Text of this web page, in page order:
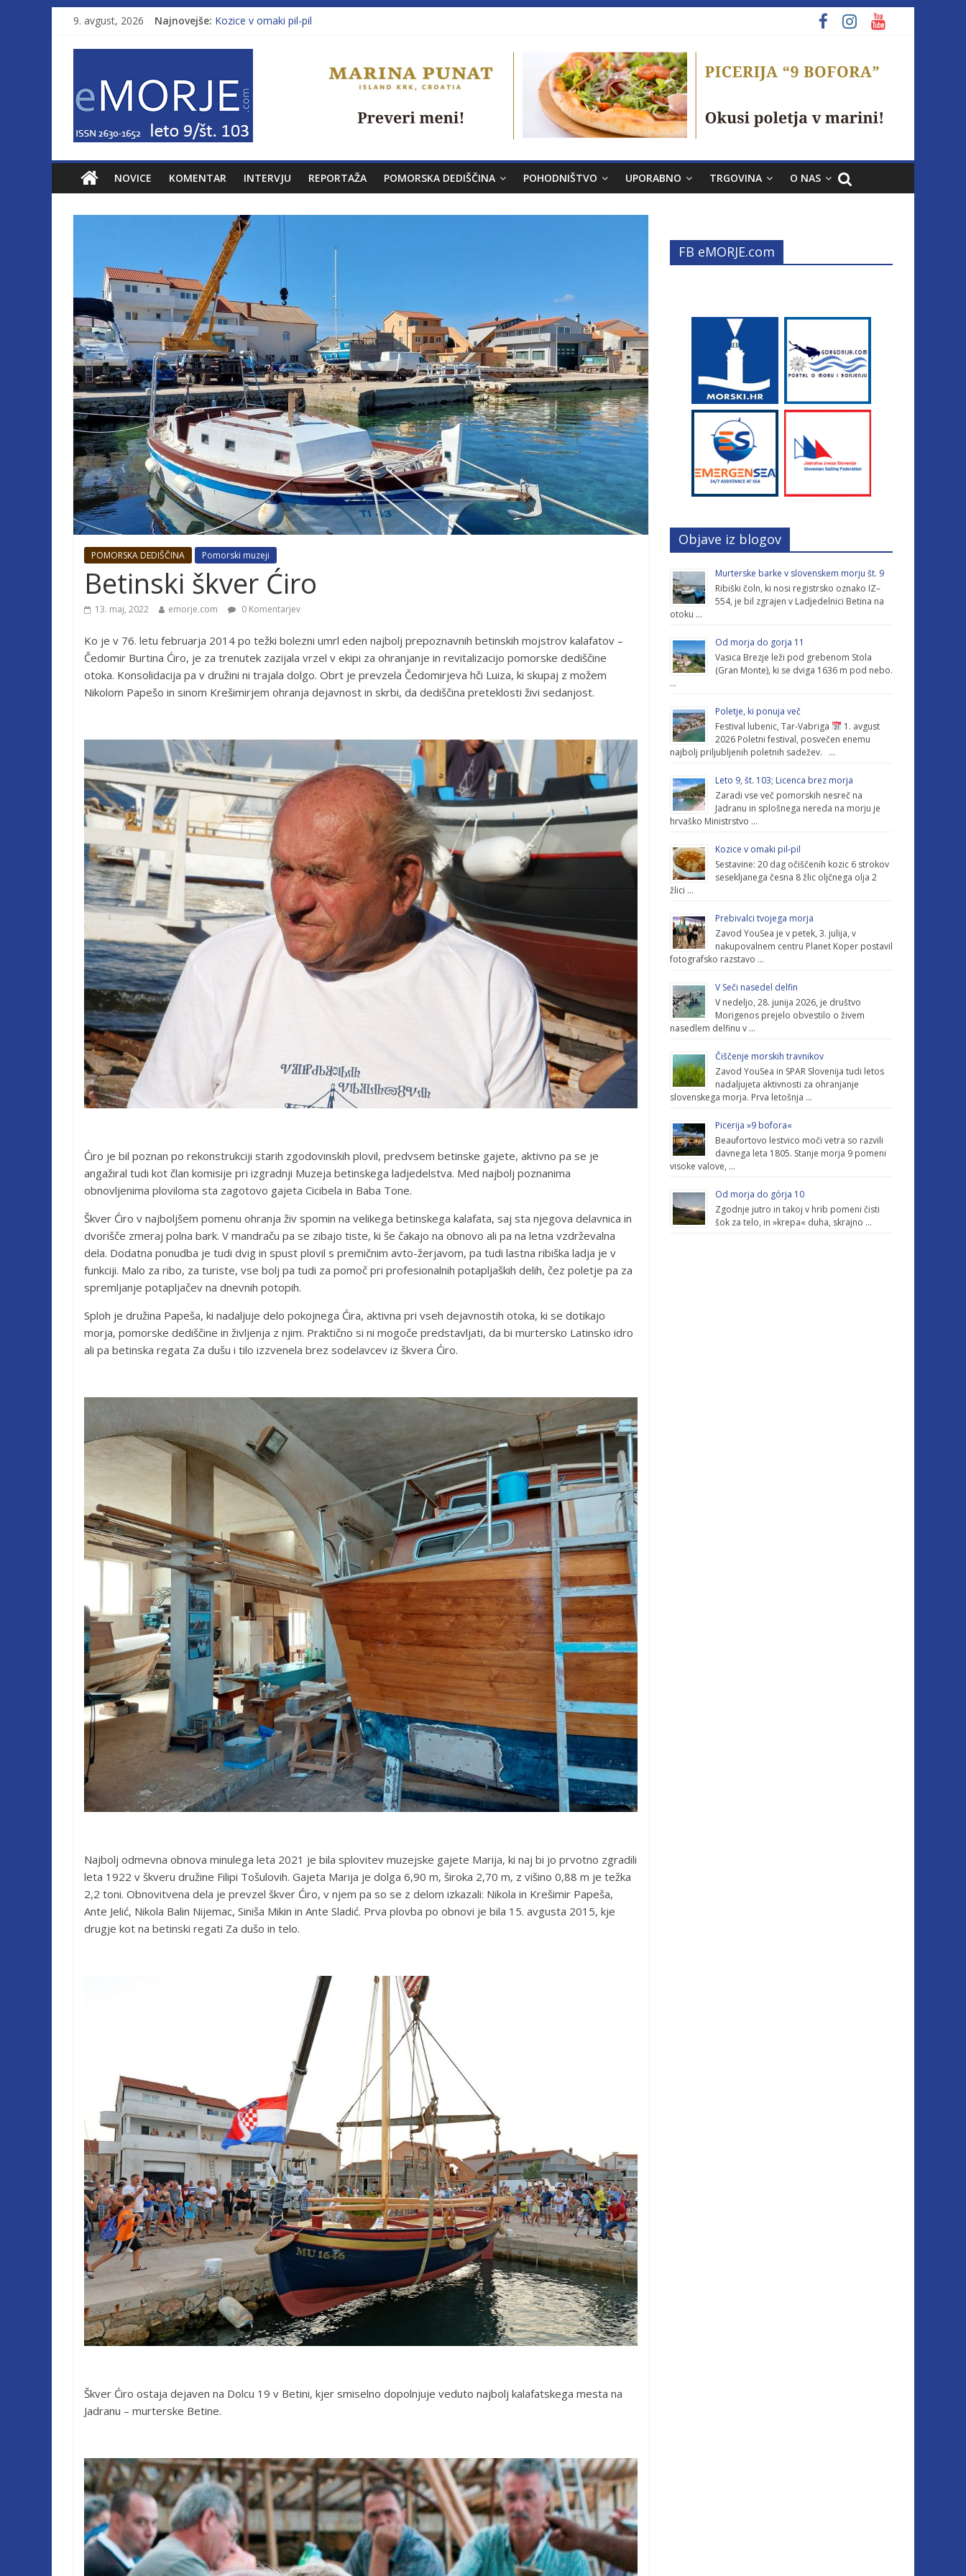
9. avgust, 2026 Najnovejše: Kozice v omaki pil-pil
Od morja do gorja 11
Murterske barke v slovenskem morju št. 9
Poletje, ki ponuja več
NOVICE KOMENTAR INTERVJU REPORTAŽA POMORSKA DEDIŠČINA POHODNIŠTVO UPORABNO TRGOVINA O NAS
POMORSKA DEDIŠČINA Pomorski muzeji
Betinski škver Ćiro
13. maj, 2022 emorje.com 0 Komentarjev
Ko je v 76. letu februarja 2014 po težki bolezni umrl eden najbolj prepoznavnih betinskih mojstrov kalafatov –
Čedomir Burtina Ćiro, je za trenutek zazijala vrzel v ekipi za ohranjanje in revitalizacijo pomorske dediščine
otoka. Konsolidacija pa v družini ni trajala dolgo. Obrt je prevzela Čedomirjeva hči Luiza, ki skupaj z možem
Nikolom Papešo in sinom Krešimirjem ohranja dejavnost in skrbi, da dediščina preteklosti živi sedanjost.
Ćiro je bil poznan po rekonstrukciji starih zgodovinskih plovil, predvsem betinske gajete, aktivno pa se je
angažiral tudi kot član komisije pri izgradnji Muzeja betinskega ladjedelstva. Med najbolj poznanima
obnovljenima ploviloma sta zagotovo gajeta Cicibela in Baba Tone.
Škver Ćiro v najboljšem pomenu ohranja živ spomin na velikega betinskega kalafata, saj sta njegova delavnica in
dvorišče zmeraj polna bark. V mandraču pa se zibajo tiste, ki še čakajo na obnovo ali pa na letna vzdrževalna
dela. Dodatna ponudba je tudi dvig in spust plovil s premičnim avto-žerjavom, pa tudi lastna ribiška ladja je v
funkciji. Malo za ribo, za turiste, vse bolj pa tudi za pomoč pri profesionalnih potapljaških delih, čez poletje pa za
spremljanje potapljačev na dnevnih potopih.
Sploh je družina Papeša, ki nadaljuje delo pokojnega Ćira, aktivna pri vseh dejavnostih otoka, ki se dotikajo
morja, pomorske dediščine in življenja z njim. Praktično si ni mogoče predstavljati, da bi murtersko Latinsko idro
ali pa betinska regata Za dušu i tilo izzvenela brez sodelavcev iz škvera Ćiro.
Najbolj odmevna obnova minulega leta 2021 je bila splovitev muzejske gajete Marija, ki naj bi jo prvotno zgradili
leta 1922 v škveru družine Filipi Tošulovih. Gajeta Marija je dolga 6,90 m, široka 2,70 m, z višino 0,88 m je težka
2,2 toni. Obnovitvena dela je prevzel škver Ćiro, v njem pa so se z delom izkazali: Nikola in Krešimir Papeša,
Ante Jelić, Nikola Balin Nijemac, Siniša Mikin in Ante Sladić. Prva plovba po obnovi je bila 15. avgusta 2015, kje
drugje kot na betinski regati Za dušo in telo.
Škver Ćiro ostaja dejaven na Dolcu 19 v Betini, kjer smiselno dopolnjuje veduto najbolj kalafatskega mesta na
Jadranu – murterske Betine.
FB eMORJE.com
Objave iz blogov
Murterske barke v slovenskem morju št. 9
Ribiški čoln, ki nosi registrsko oznako IZ–
554, je bil zgrajen v Ladjedelnici Betina na
otoku …
Od morja do gorja 11
Vasica Brezje leži pod grebenom Stola
(Gran Monte), ki se dviga 1636 m pod nebo.
…
Poletje, ki ponuja več
Festival lubenic, Tar-Vabriga
1. avgust
2026 Poletni festival, posvečen enemu
najbolj priljubljenih poletnih sadežev. …
Leto 9, št. 103; Licenca brez morja
Zaradi vse več pomorskih nesreč na
Jadranu in splošnega nereda na morju je
hrvaško Ministrstvo …
Kozice v omaki pil-pil
Sestavine: 20 dag očiščenih kozic 6 strokov
sesekljanega česna 8 žlic oljčnega olja 2
žlici …
Prebivalci tvojega morja
Zavod YouSea je v petek, 3. julija, v
nakupovalnem centru Planet Koper postavil
fotografsko razstavo …
V Seči nasedel delfin
V nedeljo, 28. junija 2026, je društvo
Morigenos prejelo obvestilo o živem
nasedlem delfinu v …
Čiščenje morskih travnikov
Zavod YouSea in SPAR Slovenija tudi letos
nadaljujeta aktivnosti za ohranjanje
slovenskega morja. Prva letošnja …
Picerija »9 bofora«
Beaufortovo lestvico moči vetra so razvili
davnega leta 1805. Stanje morja 9 pomeni
visoke valove, …
Od morja do górja 10
Zgodnje jutro in takoj v hrib pomeni čisti
šok za telo, in »krepa« duha, skrajno …